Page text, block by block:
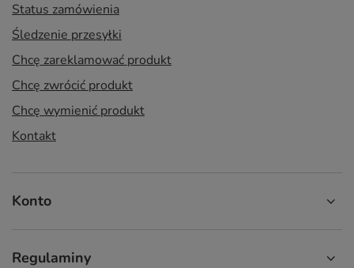
Status zamówienia
Śledzenie przesyłki
Chcę zareklamować produkt
Chcę zwrócić produkt
Chcę wymienić produkt
Kontakt
Konto
Regulaminy